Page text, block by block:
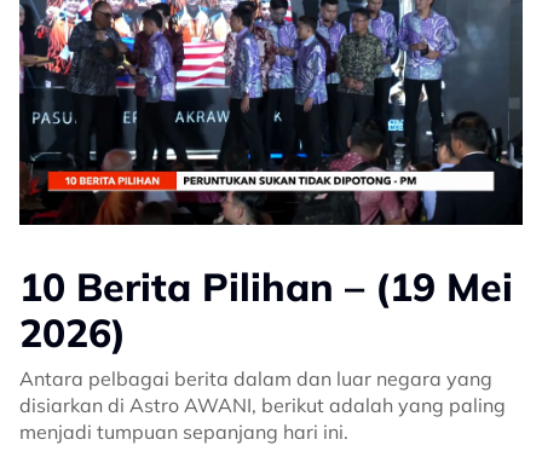
10 Berita Pilihan – (19 Mei
2026)
Antara pelbagai berita dalam dan luar negara yang
disiarkan di Astro AWANI, berikut adalah yang paling
menjadi tumpuan sepanjang hari ini.